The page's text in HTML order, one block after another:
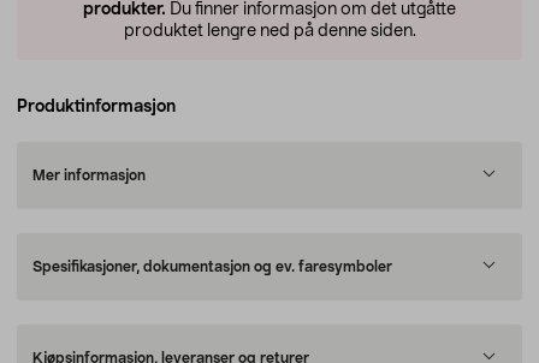
produkter. Du finner informasjon om det utgåtte
produktet lengre ned på denne siden.
Produktinformasjon
Mer informasjon
Spesifikasjoner, dokumentasjon og ev. faresymboler
Kjøpsinformasjon, leveranser og returer